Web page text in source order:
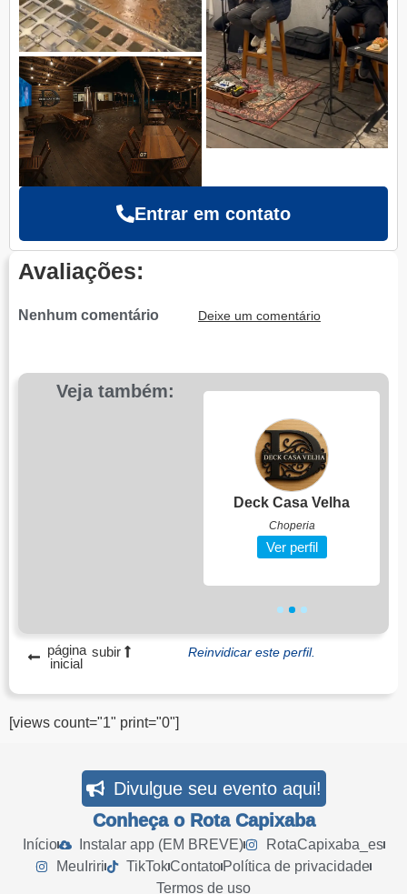
Entrar em contato
Avaliações:
Nenhum comentário Deixe um comentário
Veja também:
Deck Casa Velha
Choperia
Ver perfil
página
inicial
subir Reinvidicar este perfil.
[views count="1" print="0"]
Divulgue seu evento aqui!
Conheça o Rota Capixaba
Início Instalar app (EM BREVE)
RotaCapixaba_es
MeuIriri
TikTokContato Política de privacidade
Termos de uso